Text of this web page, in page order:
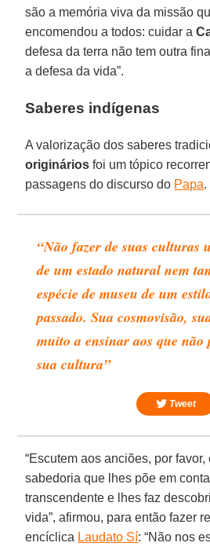
são a memória viva da missão
encomendou a todos: cuidar a
defesa da terra não tem outra
a defesa da vida”.
Saberes indígenas
A valorização dos saberes
originários foi um tópico
passagens do discurso do Papa.
“Não fazer de suas culturas
de um estado natural nem
espécie de museu de um
passado. Sua cosmovisão,
muito a ensinar aos que não
sua cultura”
Tweet
“Escutem aos anciões, por favor,
sabedoria que lhes põe em
transcendente e lhes faz
vida”, afirmou, para então fazer
encíclica Laudato Sí: “Não nos